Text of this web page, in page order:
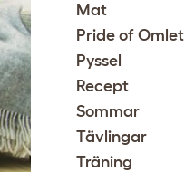
Mat
Pride of Omlet
Pyssel
Recept
Sommar
Tävlingar
Träning